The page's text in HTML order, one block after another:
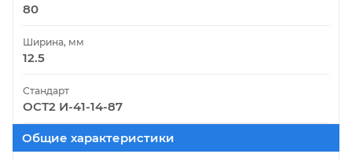
80
Ширина, мм
12.5
Стандарт
ОСТ2 И-41-14-87
Общие характеристики